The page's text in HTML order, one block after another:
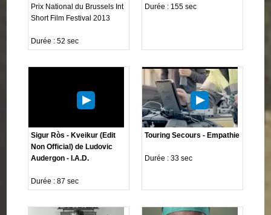
Prix National du Brussels Int
Short Film Festival 2013
Durée : 52 sec
Durée : 155 sec
Sigur Ròs - Kveikur (Edit
Non Official) de Ludovic
Audergon - I.A.D.
Durée : 87 sec
Touring Secours - Empathie
Durée : 33 sec